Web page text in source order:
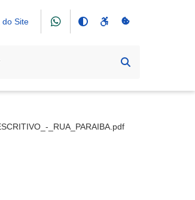
do Site
_RUA_PARAIBA.pdf